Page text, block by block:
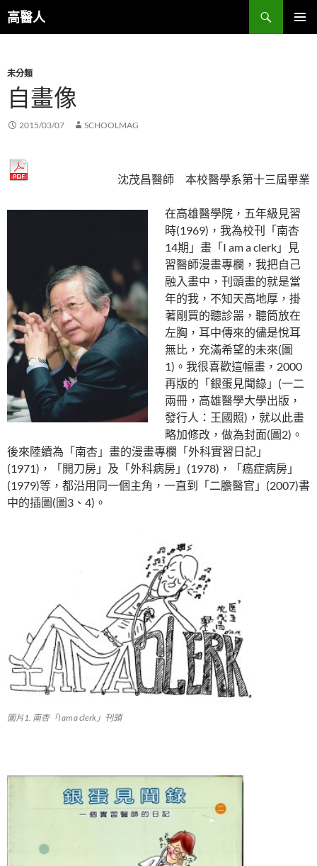
至
內
高醫人
搜
尋
未分類
自畫像
2015/03/07 SCHOOLMAG
沈茂昌醫師 本校醫學系第十三屆畢業
在高雄醫學院，五年級見習
時(1969)，我為校刊「南杏
14期」畫「I am a clerk」見
習醫師漫畫專欄，我把自己
融入畫中，刊頭畫的就是當
年的我，不知天高地厚，掛
著剛買的聽診噐，聽筒放在
左胸，耳中傳來的儘是悅耳
無比，充滿希望的未來(圖
1)。我很喜歡這幅畫，2000
再版的「銀蛋見聞錄」(一二
兩冊，高雄醫學大學出版，
發行人：王國照)，就以此畫
略加修改，做為封面(圖2)。
後來陸續為「南杏」畫的漫畫專欄「外科實習日記」
(1971)，「開刀房」及「外科病房」(1978)，「癌症病房」
(1979)等，都沿用同一個主角，一直到「二膽醫官」(2007)書
中的插圖(圖3、4)。
圖片1. 南杏「I am a clerk」刊頭